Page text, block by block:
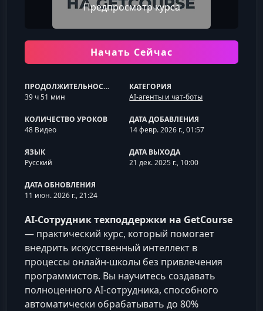
Предпросмотр курса
Начать Сейчас
ПРОДОЛЖИТЕЛЬНОСТЬ
39 ч 51 мин
КАТЕГОРИЯ
AI-агенты и чат-боты
КОЛИЧЕСТВО УРОКОВ
48 Видео
ДАТА ДОБАВЛЕНИЯ
14 февр. 2026 г., 01:57
ЯЗЫК
Русский
ДАТА ВЫХОДА
21 дек. 2025 г., 10:00
ДАТА ОБНОВЛЕНИЯ
11 июн. 2026 г., 21:24
AI‑Сотрудник техподдержки на GetCourse
— практический курс, который помогает
внедрить искусственный интеллект в
процессы онлайн-школы без привлечения
программистов. Вы научитесь создавать
полноценного AI-сотрудника, способного
автоматически обрабатывать до 80%